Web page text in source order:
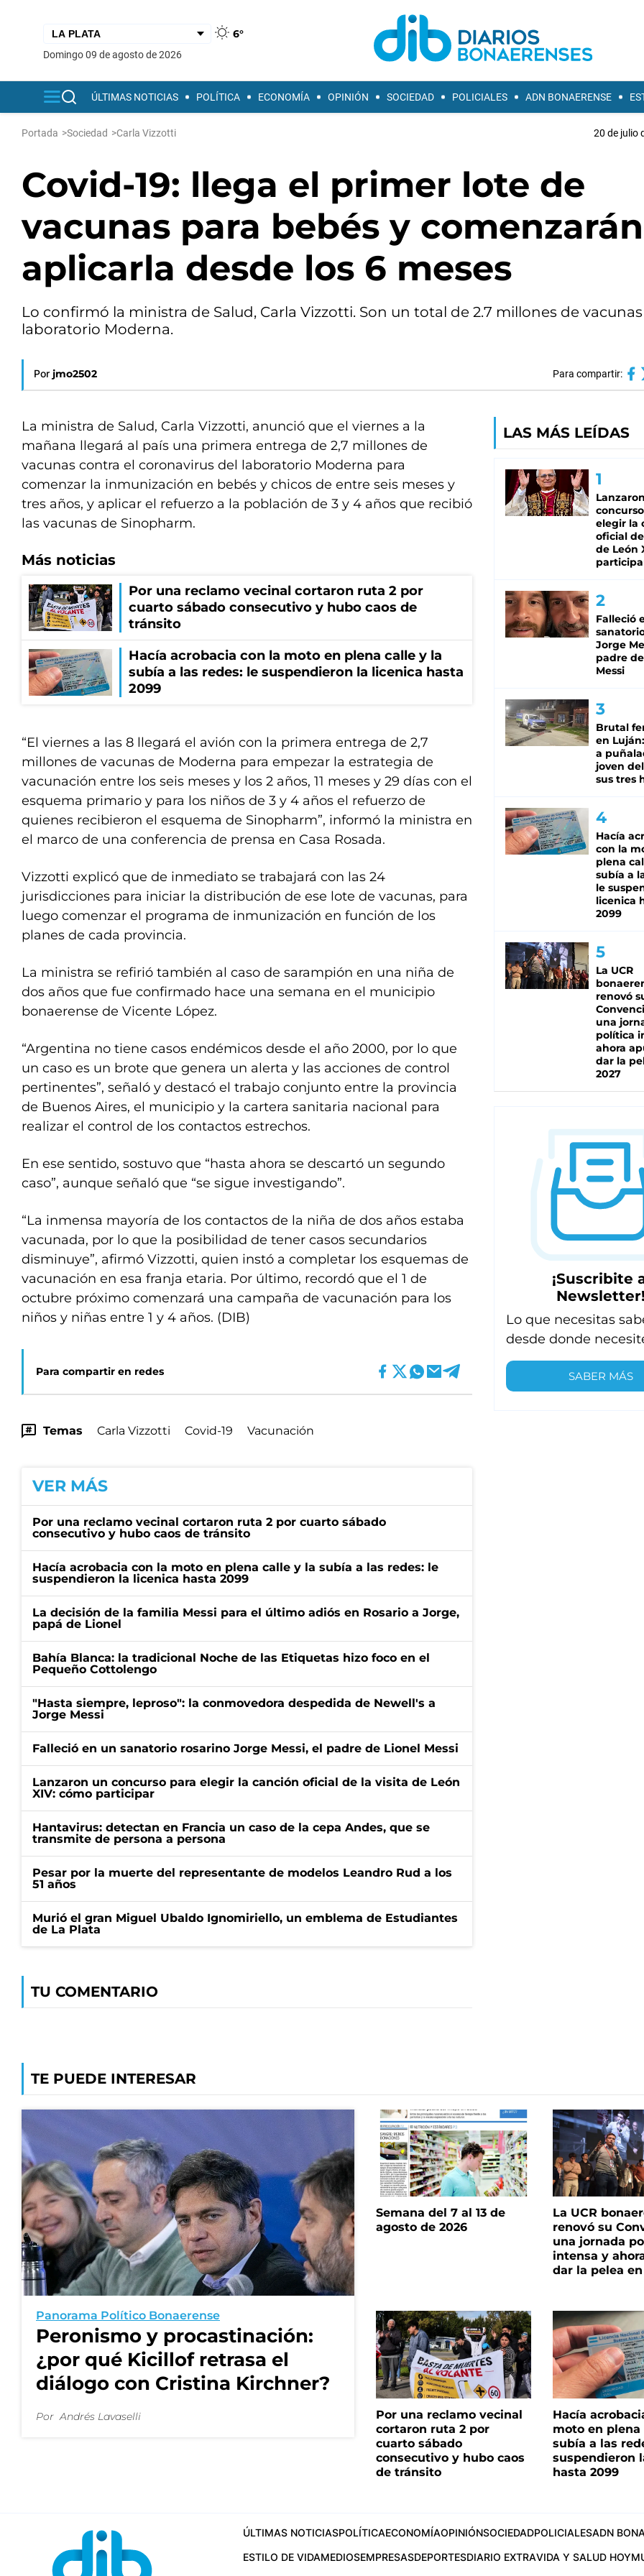
6°
domingo 09 de agosto de 2026
ÚLTIMAS NOTICIAS POLÍTICA ECONOMÍA OPINIÓN SOCIEDAD POLICIALES ADN BONAERENSE
Portada >Sociedad >Carla Vizzotti 20 de julio
Covid-19: llega el primer lote de
vacunas para bebés y
aplicarla desde los 6 meses
Lo confirmó la ministra de Salud, Carla Vizzotti. Son un total de 2.7 millones de
laboratorio Moderna.
Por jmo2502 Para compartir:
La ministra de Salud, Carla Vizzotti, anunció que el viernes a la
mañana llegará al país una primera entrega de 2,7 millones de
vacunas contra el coronavirus del laboratorio Moderna para
comenzar la inmunización en bebés y chicos de entre seis meses y
tres años, y aplicar el refuerzo a la población de 3 y 4 años que recibió
las vacunas de Sinopharm.
Más noticias
Por una reclamo vecinal cortaron ruta 2 por
cuarto sábado consecutivo y hubo caos de
tránsito
Hacía acrobacia con la moto en plena calle y la
subía a las redes: le suspendieron la licenica hasta
2099
“El viernes a las 8 llegará el avión con la primera entrega de 2,7
millones de vacunas de Moderna para empezar la estrategia de
vacunación entre los seis meses y los 2 años, 11 meses y 29 días con el
esquema primario y para los niños de 3 y 4 años el refuerzo de
quienes recibieron el esquema de Sinopharm”, informó la ministra en
el marco de una conferencia de prensa en Casa Rosada.
Vizzotti explicó que de inmediato se trabajará con las 24
jurisdicciones para iniciar la distribución de ese lote de vacunas, para
luego comenzar el programa de inmunización en función de los
planes de cada provincia.
La ministra se refirió también al caso de sarampión en una niña de
dos años que fue confirmado hace una semana en el municipio
bonaerense de Vicente López.
“Argentina no tiene casos endémicos desde el año 2000, por lo que
un caso es un brote que genera un alerta y las acciones de control
pertinentes”, señaló y destacó el trabajo conjunto entre la provincia
de Buenos Aires, el municipio y la cartera sanitaria nacional para
realizar el control de los contactos estrechos.
En ese sentido, sostuvo que “hasta ahora se descartó un segundo
caso”, aunque señaló que “se sigue investigando”.
“La inmensa mayoría de los contactos de la niña de dos años estaba
vacunada, por lo que la posibilidad de tener casos secundarios
disminuye”, afirmó Vizzotti, quien instó a completar los esquemas de
vacunación en esa franja etaria. Por último, recordó que el 1 de
octubre próximo comenzará una campaña de vacunación para los
niños y niñas entre 1 y 4 años. (DIB)
Para compartir en redes
Temas Carla Vizzotti Covid-19 Vacunación
VER MÁS
Por una reclamo vecinal cortaron ruta 2 por cuarto sábado
consecutivo y hubo caos de tránsito
Hacía acrobacia con la moto en plena calle y la subía a las redes: le
suspendieron la licenica hasta 2099
La decisión de la familia Messi para el último adiós en Rosario a Jorge,
papá de Lionel
Bahía Blanca: la tradicional Noche de las Etiquetas hizo foco en el
Pequeño Cottolengo
"Hasta siempre, leproso": la conmovedora despedida de Newell's a
Jorge Messi
Falleció en un sanatorio rosarino Jorge Messi, el padre de Lionel Messi
Lanzaron un concurso para elegir la canción oficial de la visita de León
XIV: cómo participar
Hantavirus: detectan en Francia un caso de la cepa Andes, que se
transmite de persona a persona
Pesar por la muerte del representante de modelos Leandro Rud a los
51 años
Murió el gran Miguel Ubaldo Ignomiriello, un emblema de Estudiantes
de La Plata
TU COMENTARIO
LAS MÁS LEÍDAS
elegir la
oficial
de León
Falleció
Jorge
padre
Messi
Brutal
en
a
joven
sus tres
Hacía
con la
plena
subía a
le
licenica
2099
La UCR
renovó
una
política
ahora
dar la
2027
¡Suscribite
Newsletter!
Lo que necesitas
desde donde
SABER MÁS
TE PUEDE INTERESAR
Panorama Político Bonaerense
Peronismo y procastinación:
¿por qué Kicillof retrasa el
diálogo con Cristina Kirchner?
Por Andrés Lavaselli
Semana del 7 al 13 de
agosto de 2026
La UCR
renovó su
una jornada
intensa y
dar la pelea en
Por una reclamo vecinal
cortaron ruta 2 por
cuarto sábado
consecutivo y hubo caos
de tránsito
Hacía
moto en plena
subía a las
suspendieron
hasta 2099
ÚLTIMAS NOTICIASPOLÍTICAECONOMÍAOPINIÓNSOCIEDADPOLICIALESADN
ESTILO DE VIDAMEDIOSEMPRESASDEPORTESDIARIO EXTRAVIDA Y SALUD HOY